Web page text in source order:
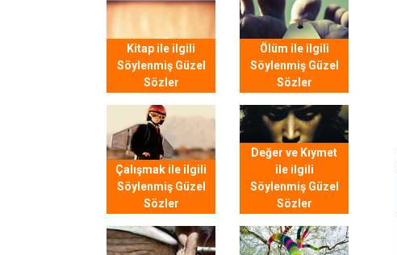
Kitap ile ilgili
Söylenmiş Güzel
Sözler
Ölüm ile ilgili
Söylenmiş Güzel
Sözler
Çalışmak ile ilgili
Söylenmiş Güzel
Sözler
Değer ve Kıymet
ile ilgili
Söylenmiş Güzel
Sözler